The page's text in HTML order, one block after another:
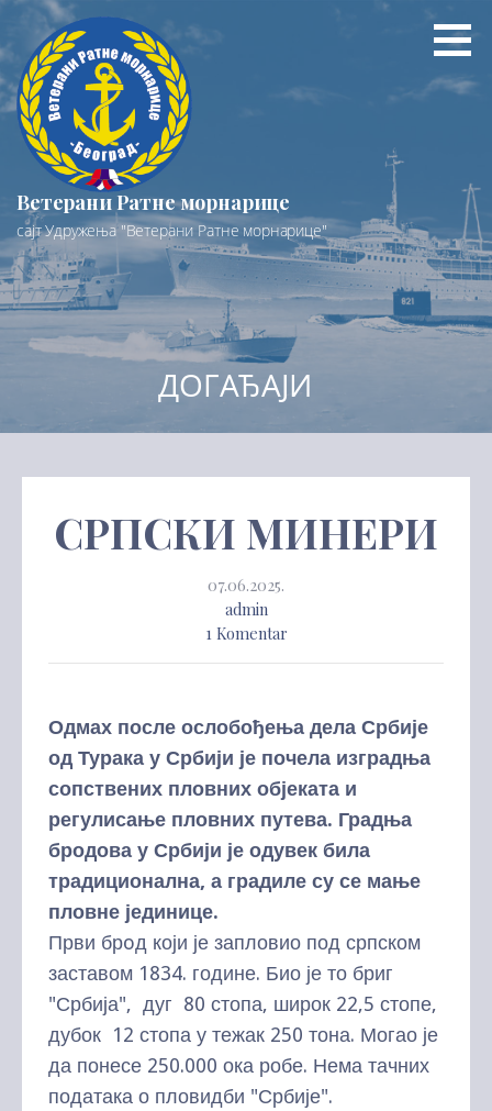
Preskoči
sadržaj
Ветерани Ратне морнарице
сајт Удружења "Ветерани Ратне морнарице"
ДОГАЂАЈИ
СРПСКИ МИНЕРИ
07.06.2025.
admin
1 Komentar
Одмах после ослобођења дела Србије
од Турака у Србији је почела изградња
сопствених пловних објеката и
регулисање пловних путева. Градња
бродова у Србији је одувек била
традиционална, а градиле су се мање
пловне јединице.
Први брoд који је запловио под српском
заставом 1834. године. Био је то бриг
"Србија", дуг 80 стопа, широк 22,5 стопе,
дубок 12 стопа у тежак 250 тона. Могао је
да понесе 250.000 ока робе. Нема тачних
података о пловидби "Србије".